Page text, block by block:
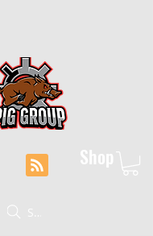
Shop
Suche